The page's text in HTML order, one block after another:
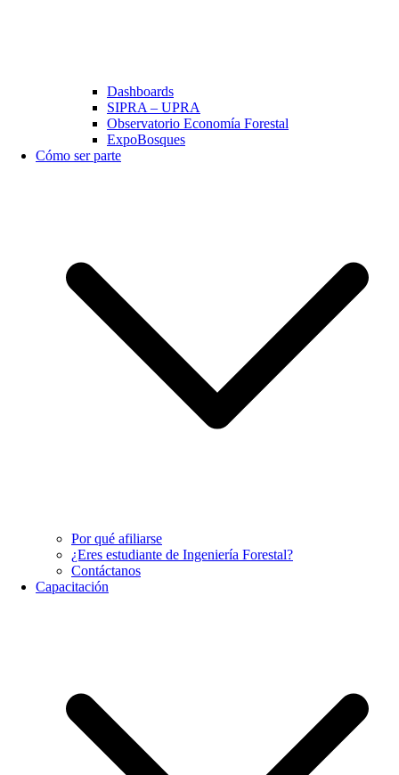
Dashboards
SIPRA – UPRA
Observatorio Economía Forestal
ExpoBosques
Cómo ser parte
Por qué afiliarse
¿Eres estudiante de Ingeniería Forestal?
Contáctanos
Capacitación